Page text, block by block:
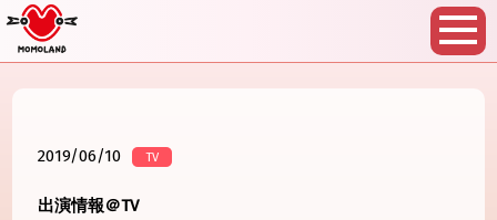
2019/06/10 TV
出演情報＠TV